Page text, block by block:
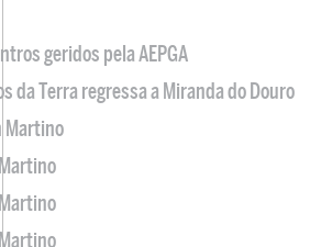
geridos pela AEPGA
da Terra regressa a Miranda do Douro
Martino